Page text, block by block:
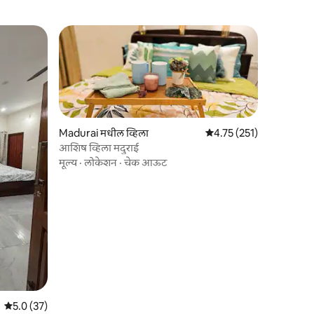
5 पैकी 5.0 सरासरी रेटिंग, 37 रिव्ह्यूज
5.0 (37)
Madurai मधील व्हिला 5 पैकी 4.75 सरासरी रेटिंग,
4.75 (251)
आशिष व्हिला मदुराई
मूल्य·लोकेशन ·चेक आऊट